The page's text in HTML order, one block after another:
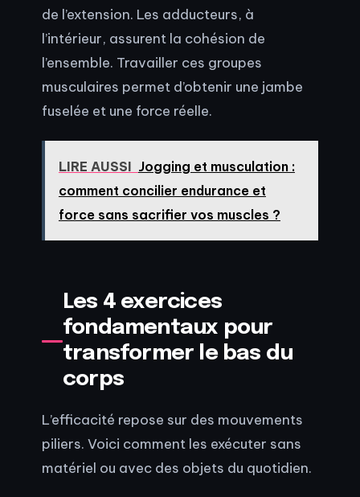
de l’extension. Les adducteurs, à
l’intérieur, assurent la cohésion de
l’ensemble. Travailler ces groupes
musculaires permet d’obtenir une jambe
fuselée et une force réelle.
LIRE AUSSI Jogging et musculation :
comment concilier endurance et
force sans sacrifier vos muscles ?
Les 4 exercices
fondamentaux pour
transformer le bas du
corps
L’efficacité repose sur des mouvements
piliers. Voici comment les exécuter sans
matériel ou avec des objets du quotidien.